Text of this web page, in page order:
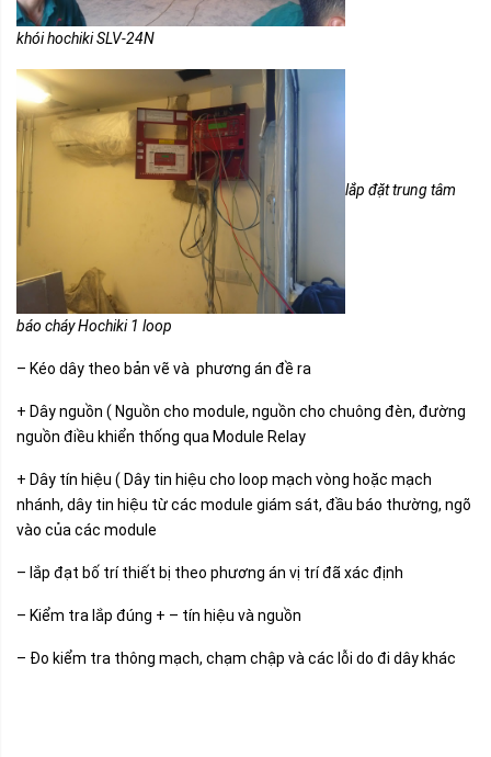
khói hochiki SLV-24N
lắp đặt trung tâm
báo cháy Hochiki 1 loop
– Kéo dây theo bản vẽ và phương án đề ra
+ Dây nguồn ( Nguồn cho module, nguồn cho chuông đèn, đường
nguồn điều khiển thống qua Module Relay
+ Dây tín hiệu ( Dây tin hiệu cho loop mạch vòng hoặc mạch
nhánh, dây tin hiệu từ các module giám sát, đầu báo thường, ngõ
vào của các module
– lắp đạt bố trí thiết bị theo phương án vị trí đã xác định
– Kiểm tra lắp đúng + – tín hiệu và nguồn
– Đo kiểm tra thông mạch, chạm chập và các lỗi do đi dây khác